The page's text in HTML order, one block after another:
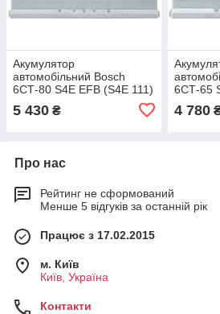
Акумулятор
автомобільний Bosch
6СТ-80 S4E EFB (S4E 111)
5 430 ₴
6СТ-65
4 780
Про нас
Рейтинг не сформований
Менше 5 відгуків за останній рік
Працює з 17.02.2015
м. Київ
Київ, Україна
Контакти